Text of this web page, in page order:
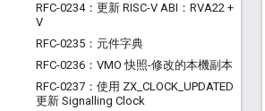
RFC-0234：更新 RISC-V ABI：RVA22 +
V
RFC-0235：元件字典
RFC-0236：VMO 快照-修改的本機副本
RFC-0237：使用 ZX CLOCK UPDATED
更新 Signalling Clock